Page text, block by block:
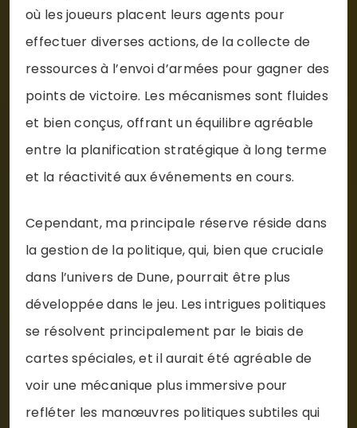
où les joueurs placent leurs agents pour
effectuer diverses actions, de la collecte de
ressources à l’envoi d’armées pour gagner des
points de victoire. Les mécanismes sont fluides
et bien conçus, offrant un équilibre agréable
entre la planification stratégique à long terme
et la réactivité aux événements en cours.
Cependant, ma principale réserve réside dans
la gestion de la politique, qui, bien que cruciale
dans l’univers de Dune, pourrait être plus
développée dans le jeu. Les intrigues politiques
se résolvent principalement par le biais de
cartes spéciales, et il aurait été agréable de
voir une mécanique plus immersive pour
refléter les manœuvres politiques subtiles qui